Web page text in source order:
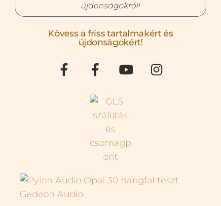
újdonságokról!
Kövess a friss tartalmakért és
újdonságokért!